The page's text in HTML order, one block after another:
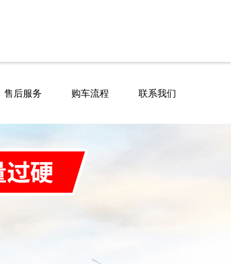
售后服务 购车流程 联系我们